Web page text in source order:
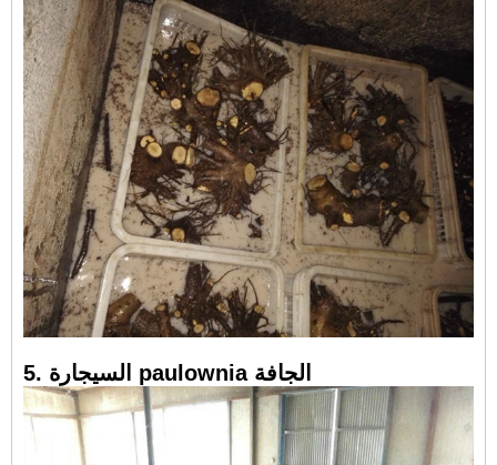
5. السيجارة paulownia الجافة